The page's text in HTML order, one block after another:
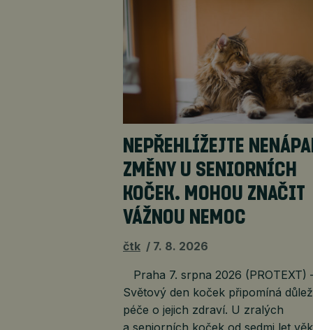
NEPŘEHLÍŽEJTE
ZMĚNY U SENIORNÍCH
KOČEK. MOHOU ZNAČIT
VÁŽNOU NEMOC
čtk 7. 8. 2026
Praha 7. srpna 2026 (PROTEXT)
Světový den koček připomíná
péče o jejich zdraví. U zralých